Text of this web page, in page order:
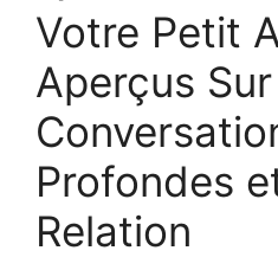
Votre Petit
Aperçus
Profondes
Relation